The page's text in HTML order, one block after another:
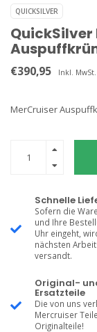
QUICKSILVER
QuickSilver
€390,95 Inkl. MwSt.
MerCruiser
Schnelle
Sofern die
und Ihre
Uhr eingeht,
nächsten
versandt.
Original-
Ersatzteile
Die von uns
Mercruiser
Originalteile!